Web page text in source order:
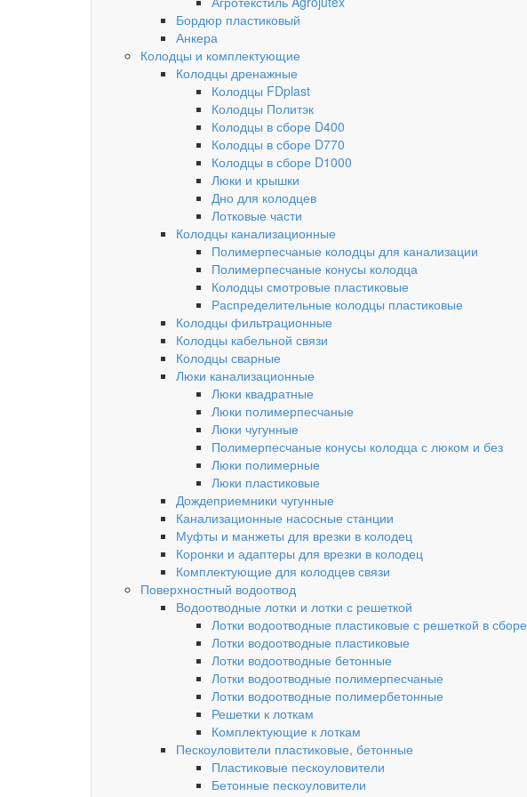
Бордюр пластиковый
Анкера
Колодцы и комплектующие
Колодцы дренажные
Колодцы FDplast
Колодцы Политэк
Колодцы в сборе D400
Колодцы в сборе D770
Колодцы в сборе D1000
Люки и крышки
Дно для колодцев
Лотковые части
Колодцы канализационные
Полимерпесчаные колодцы для канализации
Полимерпесчаные конусы колодца
Колодцы смотровые пластиковые
Распределительные колодцы пластиковые
Колодцы фильтрационные
Колодцы кабельной связи
Колодцы сварные
Люки канализационные
Люки квадратные
Люки полимерпесчаные
Люки чугунные
Полимерпесчаные конусы колодца с люком и без
Люки полимерные
Люки пластиковые
Дождеприемники чугунные
Канализационные насосные станции
Муфты и манжеты для врезки в колодец
Коронки и адаптеры для врезки в колодец
Комплектующие для колодцев связи
Поверхностный водоотвод
Водоотводные лотки и лотки с решеткой
Лотки водоотводные пластиковые с решеткой в сборе
Лотки водоотводные пластиковые
Лотки водоотводные бетонные
Лотки водоотводные полимерпесчаные
Лотки водоотводные полимербетонные
Решетки к лоткам
Комплектующие к лоткам
Пескоуловители пластиковые, бетонные
Пластиковые пескоуловители
Бетонные пескоуловители